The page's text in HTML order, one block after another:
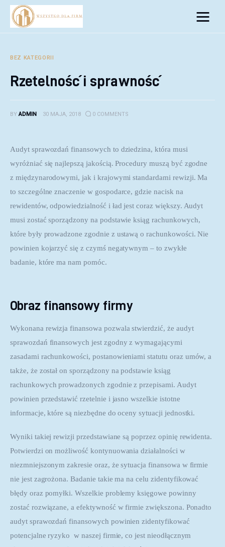
Biznes
Inwestycje
Rozwój
BEZ KATEGORII
Rzetelność i sprawność
BY ADMIN 30 MAJA, 2018 0 COMMENTS
Audyt sprawozdań finansowych to dziedzina, która musi
wyróżniać się najlepszą jakością. Procedury muszą być zgodne
z międzynarodowymi, jak i krajowymi standardami rewizji. Ma
to szczególne znaczenie w gospodarce, gdzie nacisk na
rewidentów, odpowiedzialność i ład jest coraz większy. Audyt
musi zostać sporządzony na podstawie ksiąg rachunkowych,
które były prowadzone zgodnie z ustawą o rachunkowości. Nie
powinien kojarzyć się z czymś negatywnym – to zwykłe
badanie, które ma nam pomóc.
Obraz finansowy firmy
Wykonana rewizja finansowa pozwala stwierdzić, że audyt
sprawozdań finansowych jest zgodny z wymagającymi
zasadami rachunkowości, postanowieniami statutu oraz umów, a
także, że został on sporządzony na podstawie ksiąg
rachunkowych prowadzonych zgodnie z przepisami. Audyt
powinien przedstawić rzetelnie i jasno wszelkie istotne
informacje, które są niezbędne do oceny sytuacji jednostki.
Wyniki takiej rewizji przedstawiane są poprzez opinię rewidenta.
Potwierdzi on możliwość kontynuowania działalności w
niezmniejszonym zakresie oraz, że sytuacja finansowa w firmie
nie jest zagrożona. Badanie takie ma na celu zidentyfikować
błędy oraz pomyłki. Wszelkie problemy księgowe powinny
zostać rozwiązane, a efektywność w firmie zwiększona. Ponadto
audyt sprawozdań finansowych powinien zidentyfikować
potencjalne ryzyko  w naszej firmie, co jest nieodłącznym